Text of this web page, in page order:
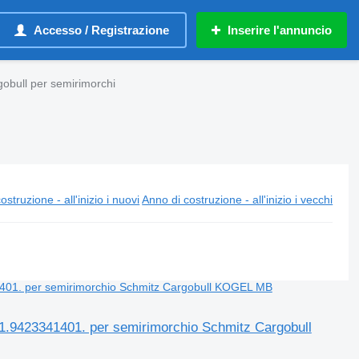
Accesso / Registrazione Inserire l'annuncio
per semirimorchi
- all'inizio i nuovi Anno di costruzione - all'inizio i vecchi
per semirimorchio Schmitz Cargobull